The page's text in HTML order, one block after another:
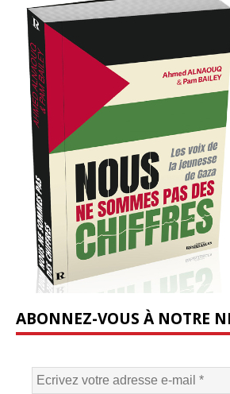
ABONNEZ-VOUS À NOTRE